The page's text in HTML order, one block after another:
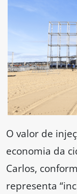
O valor de
economia da
Carlos,
representa